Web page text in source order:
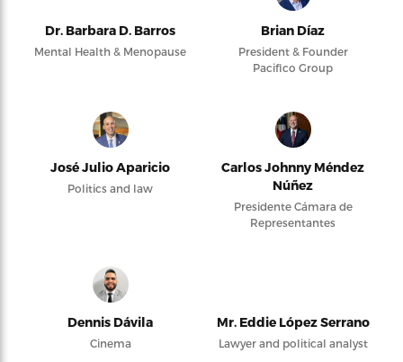
Dr. Barbara D. Barros
Mental Health & Menopause
Brian Díaz
President & Founder
Pacifico Group
José Julio Aparicio
Politics and law
Carlos Johnny Méndez
Núñez
Presidente Cámara de
Representantes
Dennis Dávila
Cinema
Mr. Eddie López Serrano
Lawyer and political analyst